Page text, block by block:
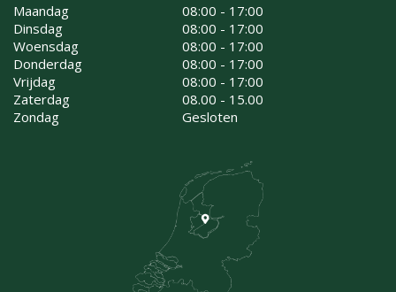
Maandag
08:00 - 17:00
Dinsdag
08:00 - 17:00
Woensdag
08:00 - 17:00
Donderdag
08:00 - 17:00
Vrijdag
08:00 - 17:00
Zaterdag
08.00 - 15.00
Zondag
Gesloten